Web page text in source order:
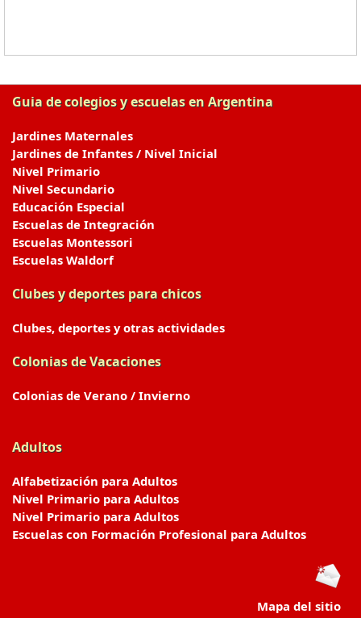
Guia de colegios y escuelas en Argentina
Jardines Maternales
Jardines de Infantes / Nivel Inicial
Nivel Primario
Nivel Secundario
Educación Especial
Escuelas de Integración
Escuelas Montessori
Escuelas Waldorf
Clubes y deportes para chicos
Clubes, deportes y otras actividades
Colonias de Vacaciones
Colonias de Verano / Invierno
Adultos
Alfabetización para Adultos
Nivel Primario para Adultos
Nivel Primario para Adultos
Escuelas con Formación Profesional para Adultos
Mapa del sitio